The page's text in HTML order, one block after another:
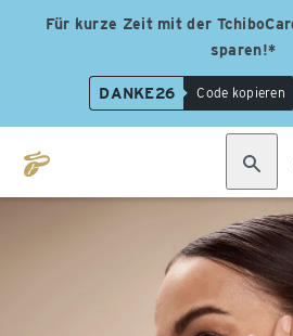
Für kurze Zeit mit der
sparen!*
DANKE26 Code kopieren